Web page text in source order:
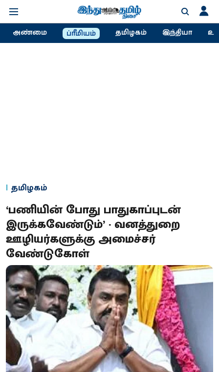
அண்மை ப்ரீமியம் தமிழகம் இந்தியா
தமிழகம்
‘பணியின் போது பாதுகாப்புடன்
இருக்கவேண்டும்’ - வனத்துறை
ஊழியர்களுக்கு அமைச்சர்
வேண்டுகோள்